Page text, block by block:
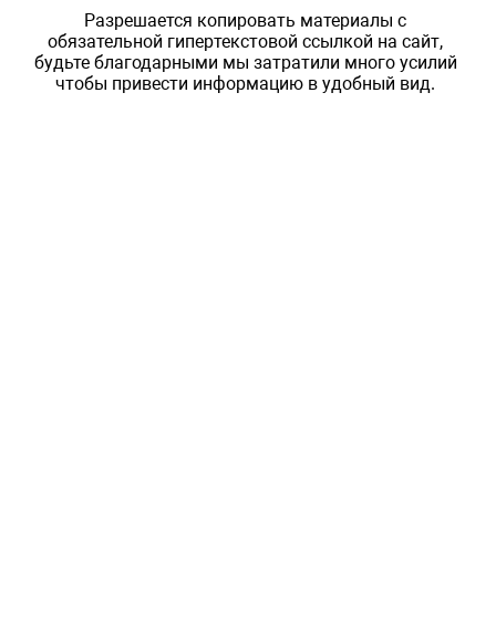
Разрешается копировать материалы с
обязательной гипертекстовой ссылкой на сайт,
будьте благодарными мы затратили много усилий
чтобы привести информацию в удобный вид.